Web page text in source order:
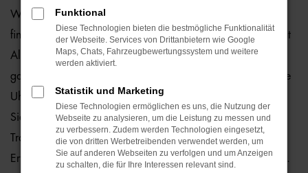
Wunsch können Sie bei uns auch Ihren Seat Alhambra
finanzieren. Oder Sie entscheiden sich für das günstige Seat
Alhambra Leasing. Sie finden uns an sieben Standorten in
ganz Bayern. Wahlweise bieten wir Ihnen auch rund um die
Uhr unserenonline Seat Alhambra Konfigurator
Sie exakt fest, welche Farbe, Motorisierung und Extras Ihr
Traumwagen haben soll. Und dürfen sich auf eine schnelle
Erfüllung all Ihrer Wünsche freuen. Wir machen es möglich.
Funktional
Diese Technologien bieten die bestmögliche Funktionalität
der Webseite. Services von Drittanbietern wie Google
Maps, Chats, Fahrzeugbewertungssystem und weitere
werden aktiviert.
Statistik und Marketing
Diese Technologien ermöglichen es uns, die Nutzung der
Webseite zu analysieren, um die Leistung zu messen und
zu verbessern. Zudem werden Technologien eingesetzt,
die von dritten Werbetreibenden verwendet werden, um
Sie auf anderen Webseiten zu verfolgen und um Anzeigen
zu schalten, die für Ihre Interessen relevant sind.